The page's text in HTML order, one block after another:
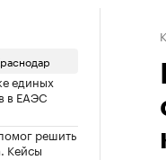
единых
в ЕАЭС
решить
Кейсы